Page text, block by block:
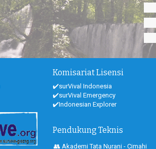
Komisariat Lisensi
✔️surVival Indonesia
✔️surVival Emergency
✔️Indonesian Explorer
Pendukung Teknis
👥 Akademi Tata Nurani - Cimahi